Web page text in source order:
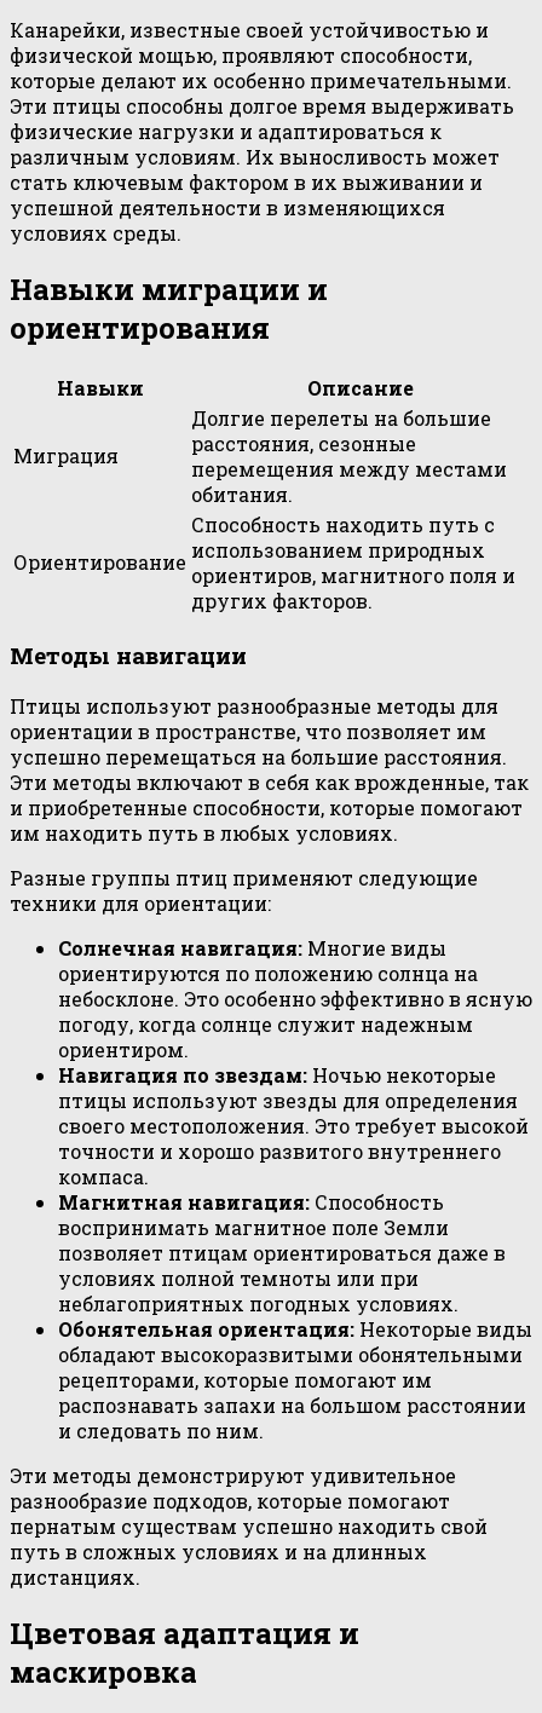
Канарейки, известные своей устойчивостью и
физической мощью, проявляют способности,
которые делают их особенно примечательными.
Эти птицы способны долгое время выдерживать
физические нагрузки и адаптироваться к
различным условиям. Их выносливость может
стать ключевым фактором в их выживании и
успешной деятельности в изменяющихся
условиях среды.
Навыки миграции и
ориентирования
Навыки Описание
Миграция
Долгие перелеты на большие
расстояния, сезонные
перемещения между местами
обитания.
Ориентирование
Способность находить путь с
использованием природных
ориентиров, магнитного поля и
других факторов.
Методы навигации
Птицы используют разнообразные методы для
ориентации в пространстве, что позволяет им
успешно перемещаться на большие расстояния.
Эти методы включают в себя как врожденные, так
и приобретенные способности, которые помогают
им находить путь в любых условиях.
Разные группы птиц применяют следующие
техники для ориентации:
Солнечная навигация: Многие виды
ориентируются по положению солнца на
небосклоне. Это особенно эффективно в ясную
погоду, когда солнце служит надежным
ориентиром.
Навигация по звездам: Ночью некоторые
птицы используют звезды для определения
своего местоположения. Это требует высокой
точности и хорошо развитого внутреннего
компаса.
Магнитная навигация: Способность
воспринимать магнитное поле Земли
позволяет птицам ориентироваться даже в
условиях полной темноты или при
неблагоприятных погодных условиях.
Обонятельная ориентация: Некоторые виды
обладают высокоразвитыми обонятельными
рецепторами, которые помогают им
распознавать запахи на большом расстоянии
и следовать по ним.
Эти методы демонстрируют удивительное
разнообразие подходов, которые помогают
пернатым существам успешно находить свой
путь в сложных условиях и на длинных
дистанциях.
Цветовая адаптация и
маскировка